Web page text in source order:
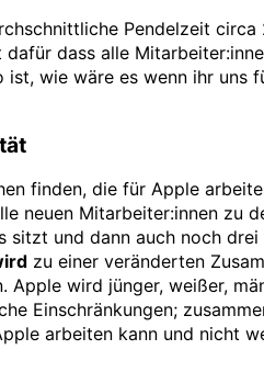
Pendelzeit
dass alle
ist, wie wäre es wenn ihr uns
finden, die für Apple
neuen Mitarbeiter:innen zu
sitzt und dann auch noch
zu einer veränderten
Apple wird jünger, weißer,
Einschränkungen;
arbeiten kann und nicht